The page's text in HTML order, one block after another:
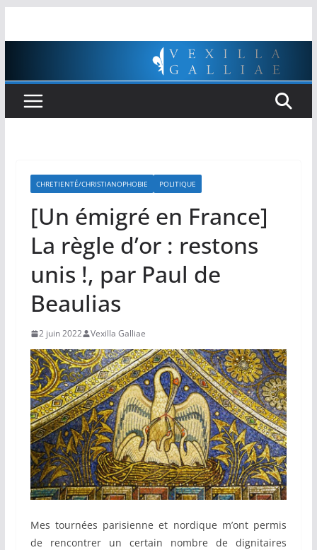
CHRETIENTÉ/CHRISTIANOPHOBIE POLITIQUE
[Un émigré en France]
La règle d’or : restons
unis !, par Paul de
Beaulias
2 juin 2022 Vexilla Galliae
Mes tournées parisienne et nordique m’ont permis
de rencontrer un certain nombre de dignitaires